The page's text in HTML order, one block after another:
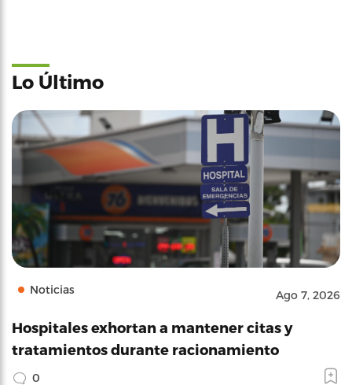
Lo Último
Noticias Ago 7, 2026
Hospitales exhortan a mantener citas y
tratamientos durante racionamiento
0